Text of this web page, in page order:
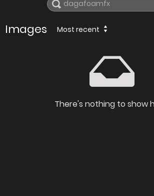
Images Most recent
There's nothing to show